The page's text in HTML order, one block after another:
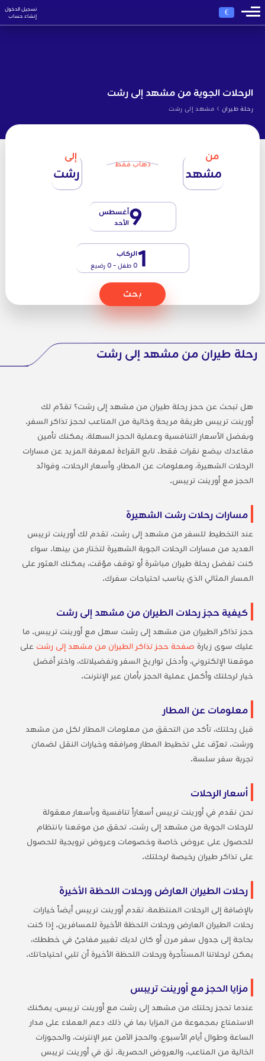
€
تسجيل الدخول
إنشاء حساب
الرحلات الجوية من مشهد إلى رشت
رحلة طيران › مشهد إلى رشت
من
مشهد ذهاب فقط
إلى
رشت
9أغسطس
الأحد
1الركاب
0 طفل - 0 رضيع
بحث
رحلة طيران من مشهد إلى رشت
هل تبحث عن حجز رحلة طيران من مشهد إلى رشت؟ تقدّم لك
أورينت تريبس طريقة مريحة وخالية من المتاعب لحجز تذاكر السفر.
وبفضل الأسعار التنافسية وعملية الحجز السهلة، يمكنك تأمين
مقاعدك ببضع نقرات فقط. تابع القراءة لمعرفة المزيد عن مسارات
الرحلات الشهيرة، ومعلومات عن المطار، وأسعار الرحلات، وفوائد
الحجز مع أورينت تريبس.
مسارات رحلات رشت الشهيرة
عند التخطيط للسفر من مشهد إلى رشت، تقدم لك أورينت تريبس
العديد من مسارات الرحلات الجوية الشهيرة لتختار من بينها. سواء
كنت تفضل رحلة طيران مباشرة أو توقف مؤقت، يمكنك العثور على
المسار المثالي الذي يناسب احتياجات سفرك.
كيفية حجز رحلات الطيران من مشهد إلى رشت
حجز تذاكر الطيران من مشهد إلى رشت سهل مع أورينت تريبس. ما
عليك سوى زيارة صفحة حجز تذاكر الطيران من مشهد إلى رشت على
موقعنا الإلكتروني، وأدخل تواريخ السفر وتفضيلاتك، واختر أفضل
خيار لرحلتك وأكمل عملية الحجز بأمان عبر الإنترنت.
معلومات عن المطار
قبل رحلتك، تأكد من التحقق من معلومات المطار لكل من مشهد
ورشت. تعرّف على تخطيط المطار ومرافقه وخيارات النقل لضمان
تجربة سفر سلسة.
أسعار الرحلات
نحن نقدم في أورينت تريبس أسعاراً تنافسية وبأسعار معقولة
للرحلات الجوية من مشهد إلى رشت. تحقق من موقعنا بانتظام
للحصول على عروض خاصة وخصومات وعروض ترويجية للحصول
على تذاكر طيران رخيصة لرحلتك.
رحلات الطيران العارض ورحلات اللحظة الأخيرة
بالإضافة إلى الرحلات المنتظمة، تقدم أورينت تريبس أيضاً خيارات
رحلات الطيران العارض ورحلات اللحظة الأخيرة للمسافرين. إذا كنت
بحاجة إلى جدول سفر مرن أو كان لديك تغيير مفاجئ في خططك،
يمكن لرحلاتنا المستأجرة ورحلات اللحظة الأخيرة أن تلبي احتياجاتك.
مزايا الحجز مع أورينت تريبس
عندما تحجز رحلتك من مشهد إلى رشت مع أورينت تريبس، يمكنك
الاستمتاع بمجموعة من المزايا بما في ذلك دعم العملاء على مدار
الساعة وطوال أيام الأسبوع، والحجز الآمن عبر الإنترنت، والحجوزات
الخالية من المتاعب، والعروض الحصرية. ثق في أورينت تريبس